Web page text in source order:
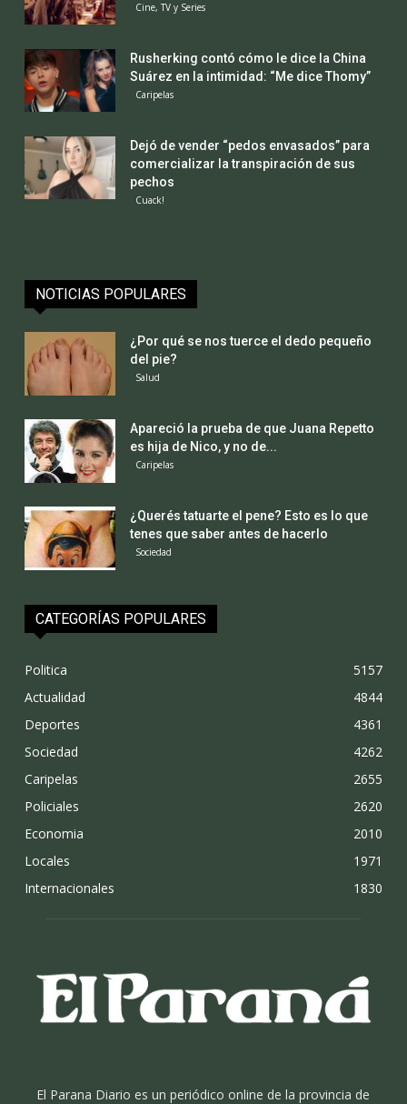
Cine, TV y Series
Rusherking contó cómo le dice la China
Suárez en la intimidad: “Me dice Thomy”
Caripelas
Dejó de vender “pedos envasados” para
comercializar la transpiración de sus
pechos
Cuack!
NOTICIAS POPULARES
¿Por qué se nos tuerce el dedo pequeño
del pie?
Salud
Apareció la prueba de que Juana Repetto
es hija de Nico, y no de...
Caripelas
¿Querés tatuarte el pene? Esto es lo que
tenes que saber antes de hacerlo
Sociedad
CATEGORÍAS POPULARES
Politica
5157
Actualidad
4844
Deportes
4361
Sociedad
4262
Caripelas
2655
Policiales
2620
Economia
2010
Locales
1971
Internacionales
1830
El Parana Diario es un periódico online de la provincia de